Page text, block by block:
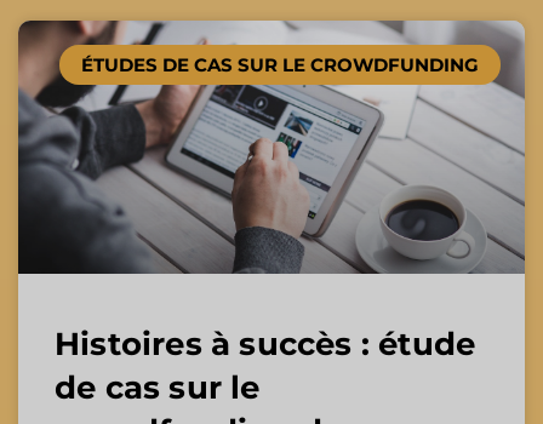
ÉTUDES DE CAS SUR LE CROWDFUNDING
Histoires à succès : étude
de cas sur le